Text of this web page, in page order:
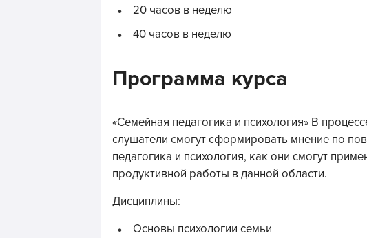
20 часов в неделю
40 часов в неделю
Программа курса
«Семейная педагогика и психология» В
слушатели смогут сформировать мнение по
педагогика и психология, как они смогут
продуктивной работы в данной области.
Дисциплины:
Основы психологии семьи